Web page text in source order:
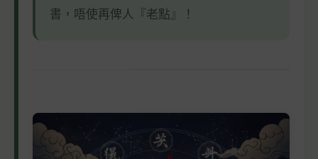
書，唔使再俾人『老點』！